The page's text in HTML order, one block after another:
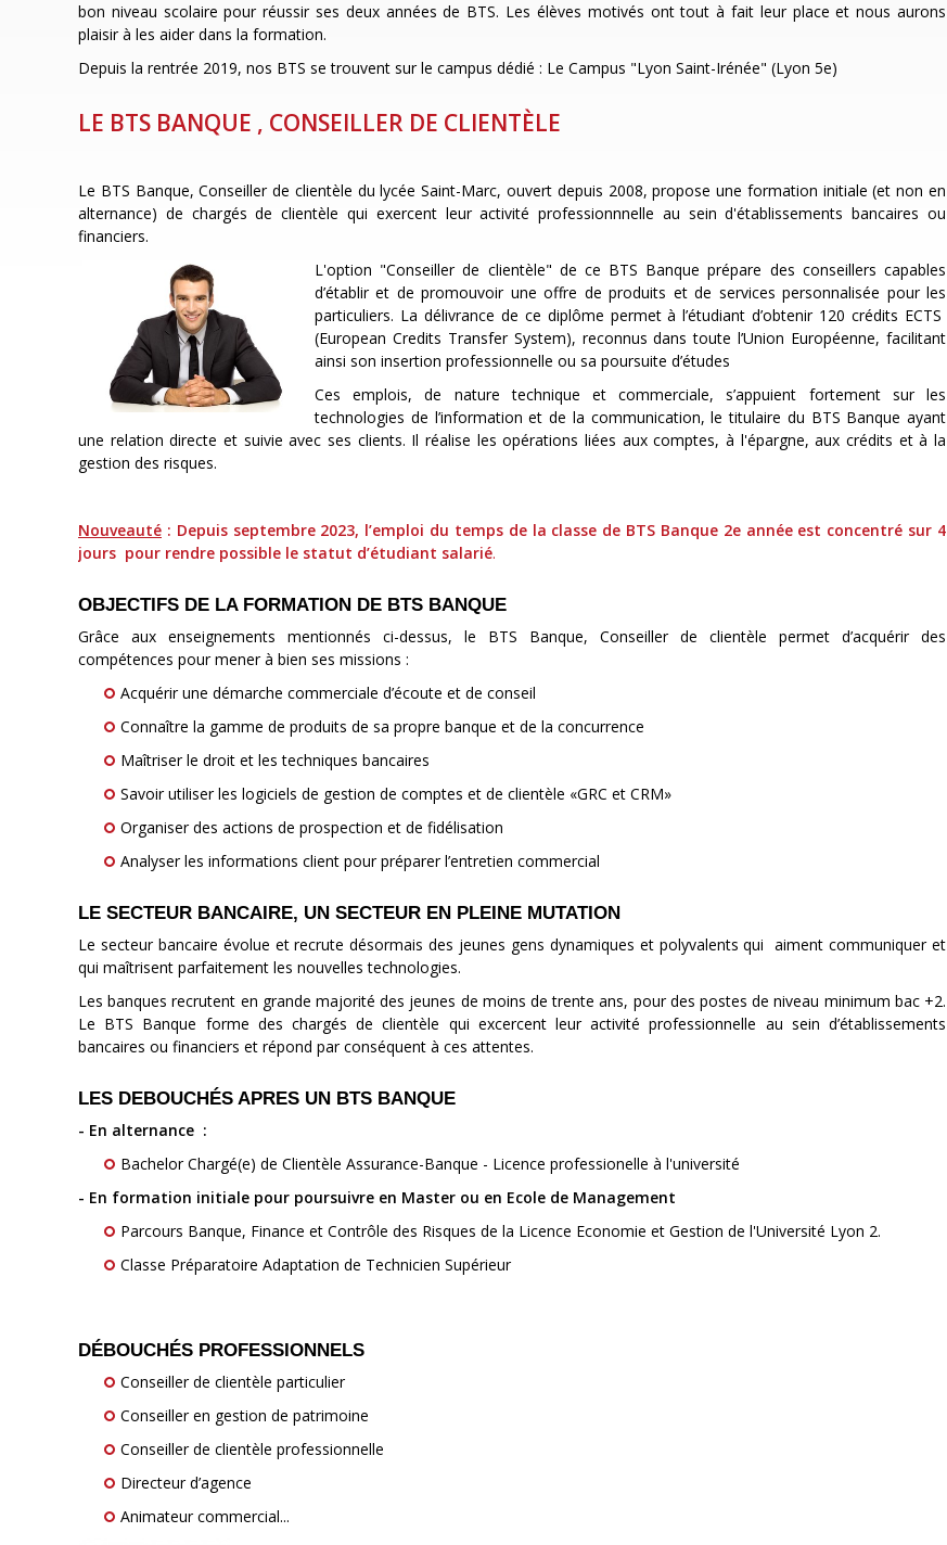
bon niveau scolaire pour réussir ses deux années de BTS. Les élèves motivés ont tout à fait leur place et nous aurons
plaisir à les aider dans la formation.
Depuis la rentrée 2019, nos BTS se trouvent sur le campus dédié : Le Campus "Lyon Saint-Irénée" (Lyon 5e)
LE BTS BANQUE , CONSEILLER DE CLIENTÈLE
Le BTS Banque, Conseiller de clientèle du lycée Saint-Marc, ouvert depuis 2008, propose une formation initiale (et non en
alternance) de chargés de clientèle qui exercent leur activité professionnnelle au sein d'établissements bancaires ou
financiers.
L'option "Conseiller de clientèle" de ce BTS Banque prépare des conseillers capables
d’établir et de promouvoir une offre de produits et de services personnalisée pour les
particuliers. La délivrance de ce diplôme permet à l’étudiant d’obtenir 120 crédits ECTS
(European Credits Transfer System), reconnus dans toute l’Union Européenne, facilitant
ainsi son insertion professionnelle ou sa poursuite d’études
Ces emplois, de nature technique et commerciale, s’appuient fortement sur les
technologies de l’information et de la communication, le titulaire du BTS Banque ayant
une relation directe et suivie avec ses clients. Il réalise les opérations liées aux comptes, à l'épargne, aux crédits et à la
gestion des risques.
Nouveauté : Depuis septembre 2023, l’emploi du temps de la classe de BTS Banque 2e année est concentré sur 4
jours pour rendre possible le statut d’étudiant salarié.
OBJECTIFS DE LA FORMATION DE BTS BANQUE
Grâce aux enseignements mentionnés ci-dessus, le BTS Banque, Conseiller de clientèle permet d’acquérir des
compétences pour mener à bien ses missions :
Acquérir une démarche commerciale d’écoute et de conseil
Connaître la gamme de produits de sa propre banque et de la concurrence
Maîtriser le droit et les techniques bancaires
Savoir utiliser les logiciels de gestion de comptes et de clientèle «GRC et CRM»
Organiser des actions de prospection et de fidélisation
Analyser les informations client pour préparer l’entretien commercial
LE SECTEUR BANCAIRE, UN SECTEUR EN PLEINE MUTATION
Le secteur bancaire évolue et recrute désormais des jeunes gens dynamiques et polyvalents qui aiment communiquer et
qui maîtrisent parfaitement les nouvelles technologies.
Les banques recrutent en grande majorité des jeunes de moins de trente ans, pour des postes de niveau minimum bac +2.
Le BTS Banque forme des chargés de clientèle qui excercent leur activité professionnelle au sein d’établissements
bancaires ou financiers et répond par conséquent à ces attentes.
LES DEBOUCHÉS APRES UN BTS BANQUE
- En alternance :
Bachelor Chargé(e) de Clientèle Assurance-Banque - Licence professionelle à l'université
- En formation initiale pour poursuivre en Master ou en Ecole de Management
Parcours Banque, Finance et Contrôle des Risques de la Licence Economie et Gestion de l'Université Lyon 2.
Classe Préparatoire Adaptation de Technicien Supérieur
DÉBOUCHÉS PROFESSIONNELS
Conseiller de clientèle particulier
Conseiller en gestion de patrimoine
Conseiller de clientèle professionnelle
Directeur d’agence
Animateur commercial...